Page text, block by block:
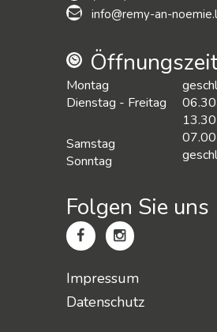
info@remy-an-
Montag
Dienstag - Freitag
Samstag
Sonntag
Folgen Sie uns
Impressum
Datenschutz